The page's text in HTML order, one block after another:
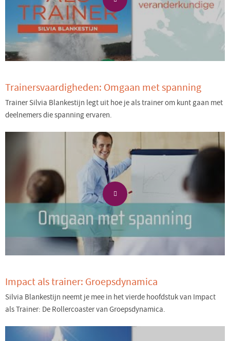
Trainersvaardigheden: Omgaan met spanning
Trainer Silvia Blankestijn legt uit hoe je als trainer om kunt gaan met
deelnemers die spanning ervaren.
Impact als trainer: Groepsdynamica
Silvia Blankestijn neemt je mee in het vierde hoofdstuk van Impact
als Trainer: De Rollercoaster van Groepsdynamica.